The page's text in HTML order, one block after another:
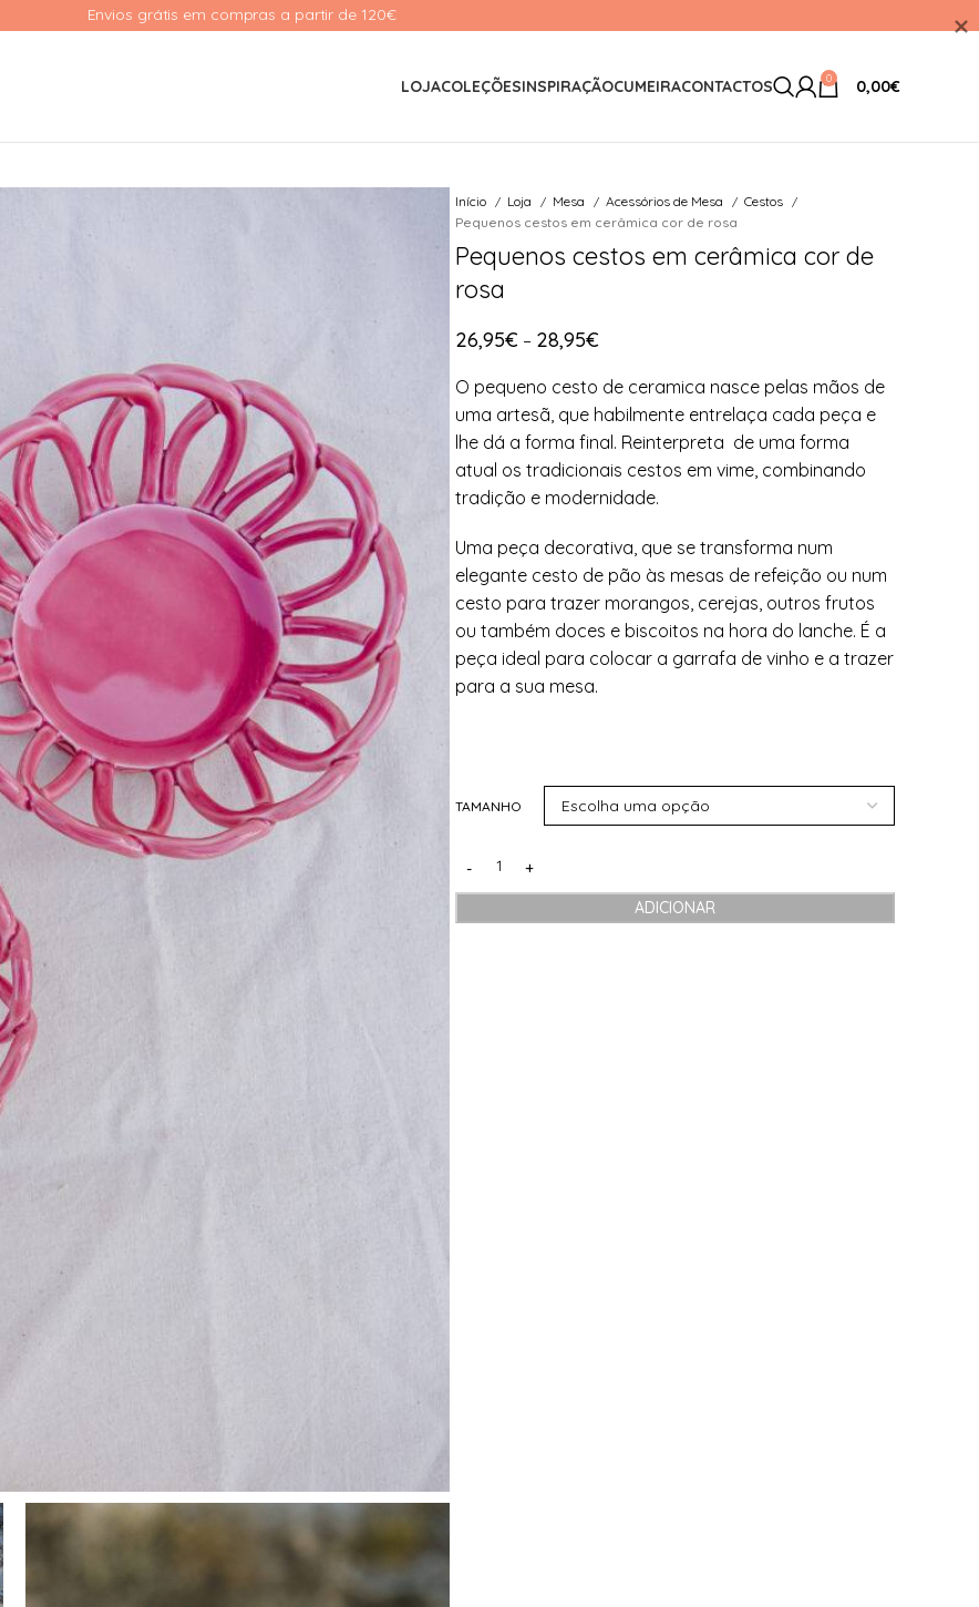
LOJACOLEÇÕESINSPIRAÇÃOCUMEIRACONTACTOS 0 0,00€
Início Loja Mesa Acessórios de Mesa
Cestos
Pequenos cestos em cerâmica cor de rosa
Pequenos cestos em cerâmica cor de
rosa
26,95€ – 28,95€
O pequeno cesto de ceramica nasce pelas mãos de
uma artesã, que habilmente entrelaça cada peça e
lhe dá a forma final. Reinterpreta de uma forma
atual os tradicionais cestos em vime, combinando
tradição e modernidade.
Uma peça decorativa, que se transforma num
elegante cesto de pão às mesas de refeição ou num
cesto para trazer morangos, cerejas, outros frutos
ou também doces e biscoitos na hora do lanche. É a
peça ideal para colocar a garrafa de vinho e a trazer
para a sua mesa.
TAMANHO
ADICIONAR
Envios grátis em compras a partir de 120€